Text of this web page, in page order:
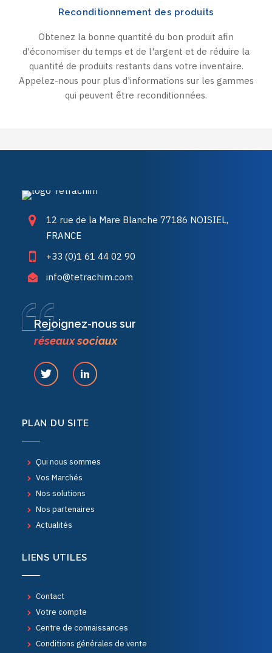
Reconditionnement des produits
Obtenez la bonne quantité du bon produit afin
d'économiser du temps et de l'argent et de réduire la
quantité de produits restants dans votre inventaire.
Appelez-nous pour plus d'informations sur les gammes
qui peuvent être reconditionnées.
12 rue de la Mare Blanche 77186 NOISIEL,
FRANCE
+33 (0)1 61 44 02 90
info@tetrachim.com
PLAN DU SITE
Qui nous sommes
Vos Marchés
Nos solutions
Nos partenaires
Actualités
LIENS UTILES
Contact
Votre compte
Centre de connaissances
Conditions générales de vente
Rejoignez-nous sur
réseaux sociaux